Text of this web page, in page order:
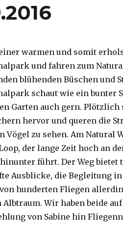
warmen und somit
und fahren zum
blühenden Büschen und
schaut wie ein bunter
Garten auch gern.
hervor und queren die
Vögel zu sehen. Am
der lange Zeit hoch an
führt. Der Weg bietet
Ausblicke, die Begleitung in
hunderten Fliegen
Albtraum. Wir haben beide auf
von Sabine hin